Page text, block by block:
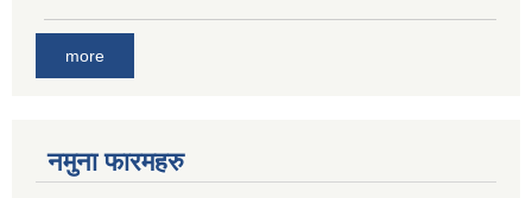
more
नमुना फारमहरु